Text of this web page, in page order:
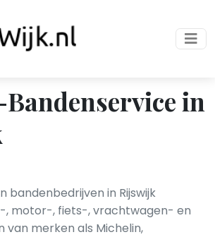
in
bandenbedrijven in Rijswijk
, motor-, fiets-, vrachtwagen- en
van merken als Michelin,